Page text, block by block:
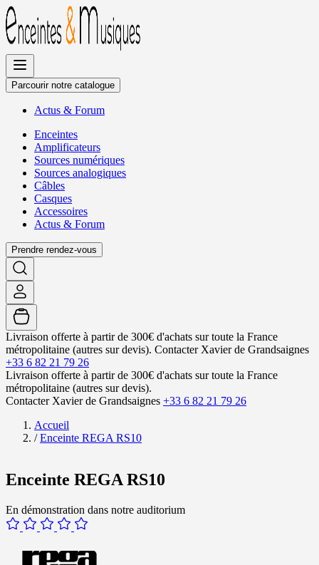
Allez
au
contenu
Parcourir notre catalogue
Actus & Forum
Enceintes
Amplificateurs
Sources numériques
Sources analogiques
Câbles
Casques
Accessoires
Actus & Forum
Prendre rendez-vous
Livraison offerte à partir de 300€ d'achats sur toute la France
métropolitaine (autres sur devis). Contacter Xavier de Grandsaignes
+33 6 82 21 79 26
Livraison offerte à partir de 300€ d'achats sur toute la France
métropolitaine (autres sur devis).
Contacter Xavier de Grandsaignes +33 6 82 21 79 26
Accueil
/ Enceinte REGA RS10
Enceinte REGA RS10
En démonstration dans notre auditorium